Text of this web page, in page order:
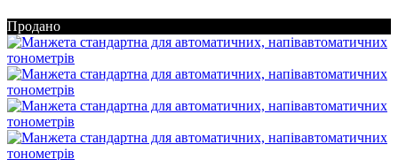
Продано